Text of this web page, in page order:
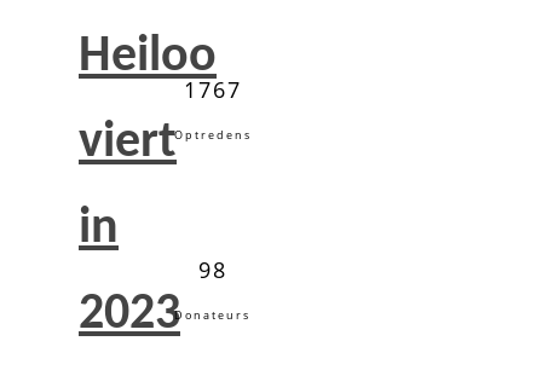
Heiloo
viert
in
2023
1767
Optredens
98
Donateurs